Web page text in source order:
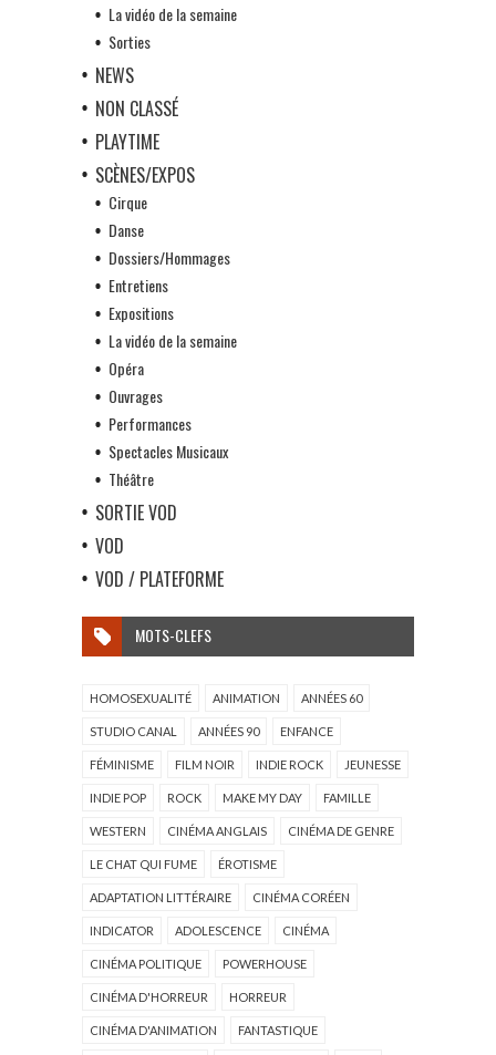
La vidéo de la semaine
Sorties
NEWS
NON CLASSÉ
PLAYTIME
SCÈNES/EXPOS
Cirque
Danse
Dossiers/Hommages
Entretiens
Expositions
La vidéo de la semaine
Opéra
Ouvrages
Performances
Spectacles Musicaux
Théâtre
SORTIE VOD
VOD
VOD / PLATEFORME
MOTS-CLEFS
HOMOSEXUALITÉ ANIMATION ANNÉES 60
STUDIO CANAL ANNÉES 90 ENFANCE
FÉMINISME FILM NOIR INDIE ROCK JEUNESSE
INDIE POP ROCK MAKE MY DAY FAMILLE
WESTERN CINÉMA ANGLAIS CINÉMA DE GENRE
LE CHAT QUI FUME ÉROTISME
ADAPTATION LITTÉRAIRE CINÉMA CORÉEN
INDICATOR ADOLESCENCE CINÉMA
CINÉMA POLITIQUE POWERHOUSE
CINÉMA D'HORREUR HORREUR
CINÉMA D'ANIMATION FANTASTIQUE